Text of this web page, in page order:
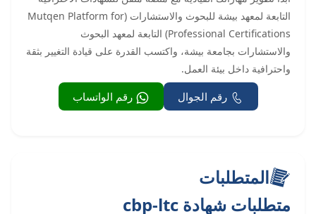
التابعة لمعهد بيشة للبحوث والاستشارات (Mutqen Platform for
Professional Certifications) التابعة لمعهد البحوث
والاستشارات بجامعة بيشة، واكتسب القدرة على قيادة التغيير بثقة
واحترافية داخل بيئة العمل.
رقم الجوال رقم الواتساب
المتطلبات
متطلبات شهادة cbp-ltc